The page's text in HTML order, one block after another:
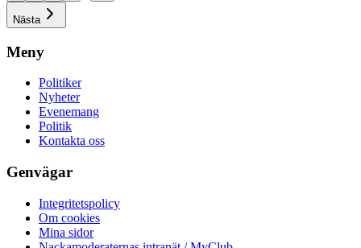
Nästa
Meny
Politiker
Nyheter
Evenemang
Politik
Kontakta oss
Genvägar
Integritetspolicy
Om cookies
Mina sidor